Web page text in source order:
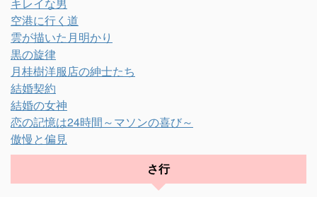
空港に行く道
雲が描いた月明かり
黒の旋律
月桂樹洋服店の紳士たち
結婚契約
結婚の女神
恋の記憶は24時間～マソンの喜び～
傲慢と偏見
さ行